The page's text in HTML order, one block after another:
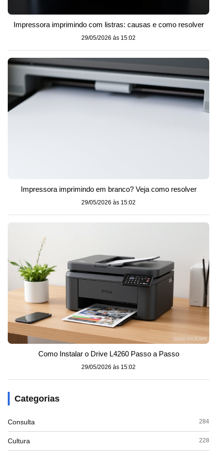
Impressora imprimindo com listras: causas e como resolver
29/05/2026 às 15:02
Impressora imprimindo em branco? Veja como resolver
29/05/2026 às 15:02
Como Instalar o Drive L4260 Passo a Passo
29/05/2026 às 15:02
Categorias
Consulta 284
Cultura 228